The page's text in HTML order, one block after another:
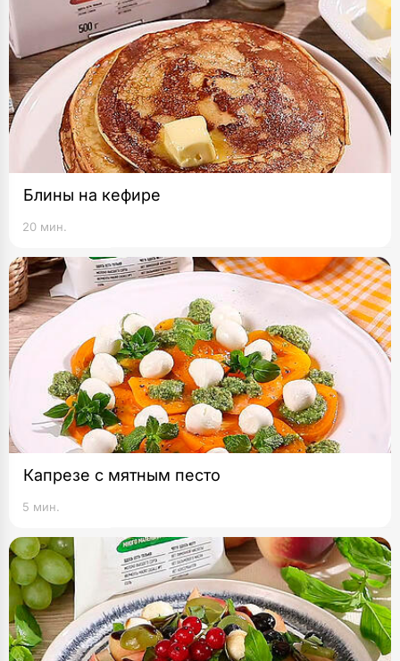
Блины на кефире
20 мин.
Капрезе с мятным песто
5 мин.